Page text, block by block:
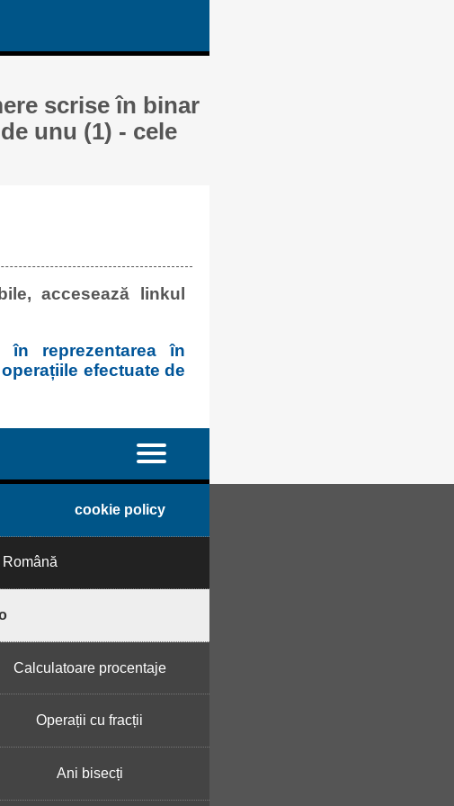
scrise în binar
unu (1) - cele
accesează linkul
reprezentarea în
efectuate de
cookie policy
Română
Calculatoare procentaje
Operații cu fracții
Ani bisecți